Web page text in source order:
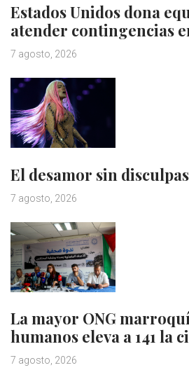
Estados Unidos dona
atender contingencias
7 agosto, 2026
El desamor sin
7 agosto, 2026
La mayor ONG
humanos eleva a 141 la
7 agosto, 2026